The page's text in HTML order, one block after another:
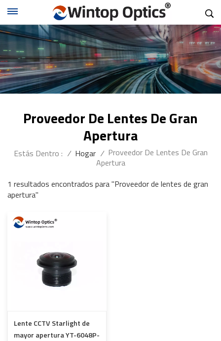
Proveedor De Lentes De Gran
Apertura
Estás Dentro : / Hogar / Proveedor De Lentes De Gran
Apertura
1 resultados encontrados para "Proveedor de lentes de gran
apertura"
Lente CCTV Starlight de
mayor apertura YT-6048P-